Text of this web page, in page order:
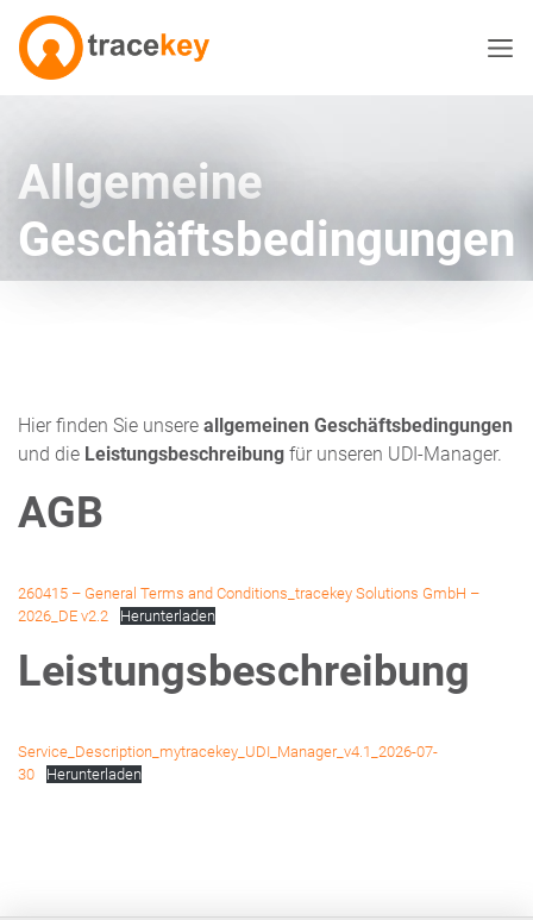
Allgemeine
Geschäftsbedingungen
Hier finden Sie unsere allgemeinen Geschäftsbedingungen
und die Leistungsbeschreibung für unseren UDI-Manager.
AGB
260415 – General Terms and Conditions_tracekey Solutions GmbH –
2026_DE v2.2
Herunterladen
Leistungsbeschreibung
Service_Description_mytracekey_UDI_Manager_v4.1_2026-07-
30
Herunterladen